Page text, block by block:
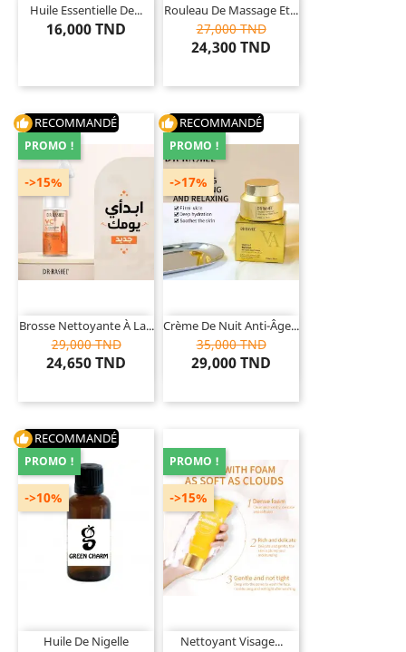
Huile Essentielle De...
16,000 TND
Rouleau De Massage Et...
27,000 TND
24,300 TND
thumb_up RECOMMANDÉ
Brosse Nettoyante À La...
29,000 TND
24,650 TND
PROMO !
->15%
thumb_up RECOMMANDÉ
Crème De Nuit Anti-Âge...
35,000 TND
29,000 TND
->17%
PROMO !
thumb_up RECOMMANDÉ
Huile De Nigelle
PROMO !
->10%
Nettoyant Visage...
PROMO !
->15%